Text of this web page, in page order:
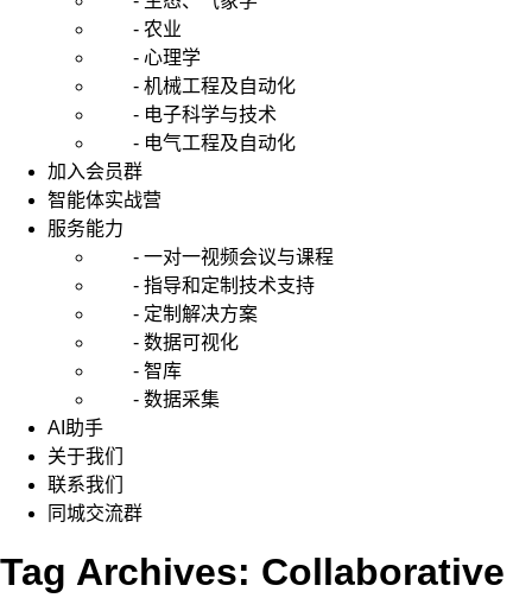
- 农业
- 心理学
- 机械工程及自动化
- 电子科学与技术
- 电气工程及自动化
加入会员群
智能体实战营
服务能力
- 一对一视频会议与课程
- 指导和定制技术支持
- 定制解决方案
- 数据可视化
- 智库
- 数据采集
AI助手
关于我们
联系我们
同城交流群
Tag Archives: Collaborative